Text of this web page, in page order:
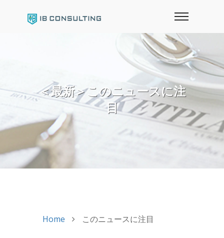
＜最新＞このニュースに注
目
Home このニュースに注目